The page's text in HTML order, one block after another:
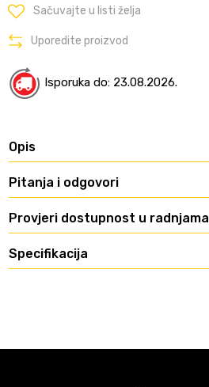
Sačuvajte u listi želja
Uporedite proizvod
Isporuka do: 23.08.2026.
Opis
Pitanja i odgovori
Provjeri dostupnost u radnjama
Specifikacija